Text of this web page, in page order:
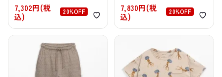
7,302円(税
込)
20%OFF
7,830円(税
込)
20%OFF